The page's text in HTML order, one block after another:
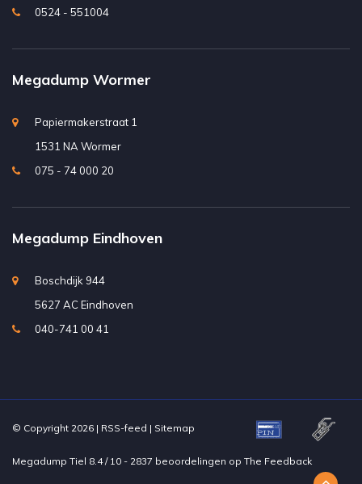
0524 - 551004
Megadump Wormer
Papiermakerstraat 1
1531 NA Wormer
075 - 74 000 20
Megadump Eindhoven
Boschdijk 944
5627 AC Eindhoven
040-741 00 41
© Copyright 2026 | RSS-feed | Sitemap
Megadump Tiel 8.4/ 10 - 2837 beoordelingen op The Feedback